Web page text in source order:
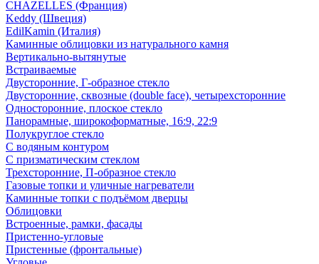
CHAZELLES (Франция)
Keddy (Швеция)
EdilKamin (Италия)
Каминные облицовки из натурального камня
Вертикально-вытянутые
Встраиваемые
Двусторонние, Г-образное стекло
Двусторонние, сквозные (double face), четырехсторонние
Односторонние, плоское стекло
Панорамные, широкоформатные, 16:9, 22:9
Полукруглое стекло
С водяным контуром
С призматическим стеклом
Трехсторонние, П-образное стекло
Газовые топки и уличные нагреватели
Каминные топки с подъёмом дверцы
Облицовки
Встроенные, рамки, фасады
Пристенно-угловые
Пристенные (фронтальные)